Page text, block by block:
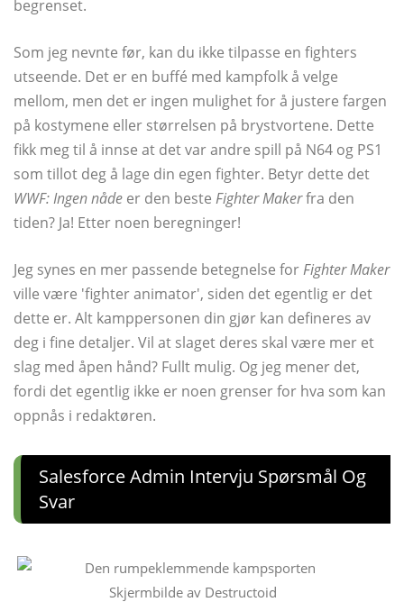
begrenset.
Som jeg nevnte før, kan du ikke tilpasse en fighters
utseende. Det er en buffé med kampfolk å velge
mellom, men det er ingen mulighet for å justere fargen
på kostymene eller størrelsen på brystvortene. Dette
fikk meg til å innse at det var andre spill på N64 og PS1
som tillot deg å lage din egen fighter. Betyr dette det
WWF: Ingen nåde er den beste Fighter Makerfra den
tiden? Ja! Etter noen beregninger!
Jeg synes en mer passende betegnelse forFighter Maker
ville være 'fighter animator', siden det egentlig er det
dette er. Alt kamppersonen din gjør kan defineres av
deg i fine detaljer. Vil at slaget deres skal være mer et
slag med åpen hånd? Fullt mulig. Og jeg mener det,
fordi det egentlig ikke er noen grenser for hva som kan
oppnås i redaktøren.
Salesforce Admin Intervju Spørsmål Og
Svar
Skjermbilde av Destructoid